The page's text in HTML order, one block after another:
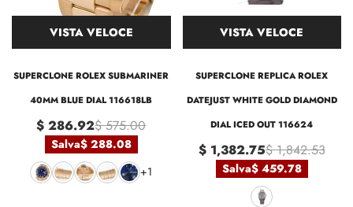
VISTA VELOCE
SUPERCLONE ROLEX SUBMARINER
40MM BLUE DIAL 116618LB
$ 286.92$ 575.00
Salva$ 288.08
+1
VISTA VELOCE
SUPERCLONE REPLICA ROLEX
DATEJUST WHITE GOLD DIAMOND
DIAL ICED OUT 116624
$ 1,382.75$ 1,842.53
Salva$ 459.78